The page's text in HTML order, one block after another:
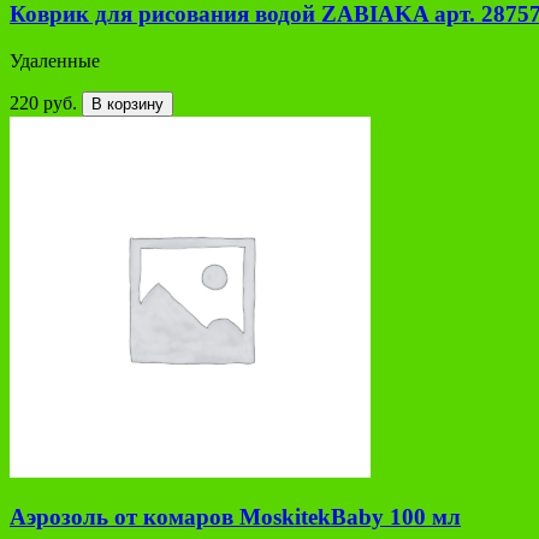
Коврик для рисования водой ZABIAKA арт.
Удаленные
220 руб. В корзину
Аэрозоль от комаров MoskitekBaby 100 мл